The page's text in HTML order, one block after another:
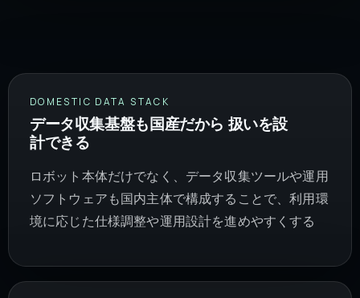
DOMESTIC DATA STACK
データ収集基盤も国産だから 扱いを設
計できる
ロボット本体だけでなく、データ収集ツールや運用
ソフトウェアも国内主体で構成することで、利用環
境に応じた仕様調整や運用設計を進めやすくする